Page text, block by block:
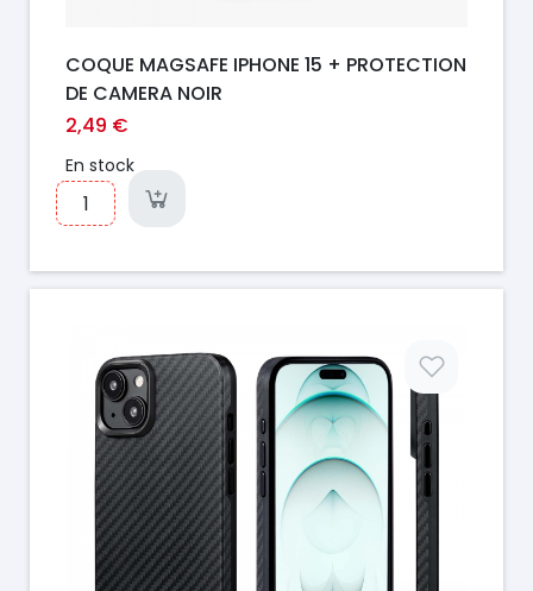
COQUE MAGSAFE IPHONE 15 + PROTECTION
DE CAMERA NOIR
2,49 €
En stock